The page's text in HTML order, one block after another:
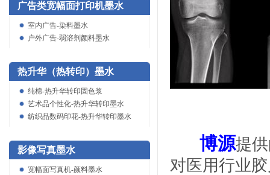
广告类宽幅面打印机墨水
室内广告-染料墨水
户外广告-弱溶剂颜料墨水
热升华（热转印）墨水
纯棉-热升华转印固色浆
艺术品个性化-热升华转印墨水
纺织品数码印花-热升华转印墨水
影像写真墨水
宽幅面写真机-颜料墨水
博源提
对医用行业